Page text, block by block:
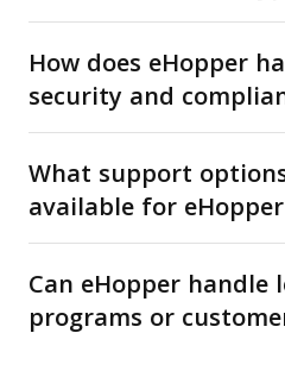
How does eHopper
security and
What support
available for eHopper
Can eHopper handle
programs or